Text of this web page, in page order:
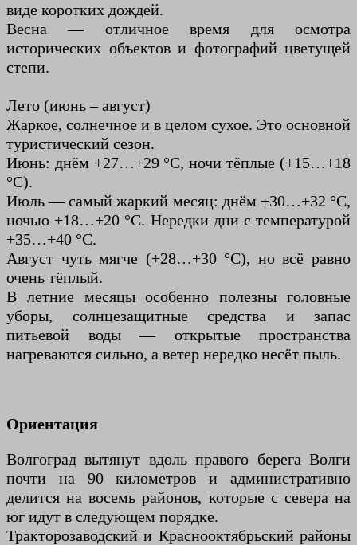
виде коротких дождей.
Весна — отличное время для осмотра
исторических объектов и фотографий цветущей
степи.
Лето (июнь – август)
Жаркое, солнечное и в целом сухое. Это основной
туристический сезон.
Июнь: днём +27…+29 °C, ночи тёплые (+15…+18
°C).
Июль — самый жаркий месяц: днём +30…+32 °C,
ночью +18…+20 °C. Нередки дни с температурой
+35…+40 °C.
Август чуть мягче (+28…+30 °C), но всё равно
очень тёплый.
В летние месяцы особенно полезны головные
уборы, солнцезащитные средства и запас
питьевой воды — открытые пространства
нагреваются сильно, а ветер нередко несёт пыль.
Ориентация
Волгоград вытянут вдоль правого берега Волги
почти на 90 километров и административно
делится на восемь районов, которые с севера на
юг идут в следующем порядке.
Тракторозаводский и Краснооктябрьский районы